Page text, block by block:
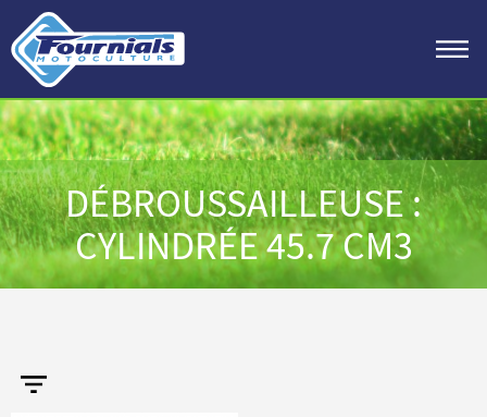
DÉBROUSSAILLEUSE :
CYLINDRÉE 45.7 CM3